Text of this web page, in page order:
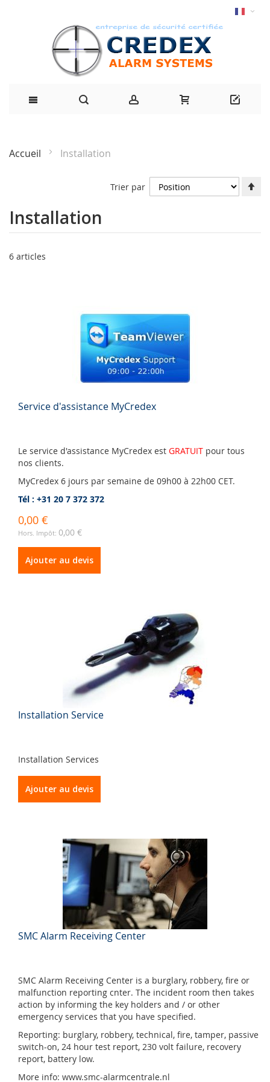
Accueil Installation
Installation
6 articles
Trier par
Service d'assistance MyCredex
Le service d'assistance MyCredex est GRATUIT pour tous
nos clients.
MyCredex 6 jours par semaine de 09h00 à 22h00 CET.
Tél : +31 20 7 372 372
0,00 €
0,00 €
Ajouter au devis
Installation Service
Installation Services
Ajouter au devis
SMC Alarm Receiving Center
SMC Alarm Receiving Center is a burglary, robbery, fire or
malfunction reporting cnter. The incident room then takes
action by informing the key holders and / or other
emergency services that you have specified.
Reporting: burglary, robbery, technical, fire, tamper, passive
switch-on, 24 hour test report, 230 volt failure, recovery
report, battery low.
More info: www.smc-alarmcentrale.nl